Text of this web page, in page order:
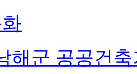
해군 공공건